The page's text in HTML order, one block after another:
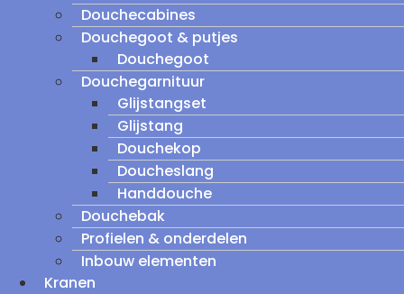
Douchecabines
Douchegoot & putjes
Douchegoot
Douchegarnituur
Glijstangset
Glijstang
Douchekop
Doucheslang
Handdouche
Douchebak
Profielen & onderdelen
Inbouw elementen
Kranen